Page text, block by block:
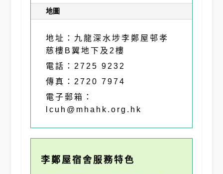
地圖
地址：九龍深水埗李鄭屋邨孝
慈樓B翼地下及2樓
電話：2725 9232
傳真：2720 7974
電子郵箱：
lcuh@mhahk.org.hk
李鄭屋宿舍服務特色